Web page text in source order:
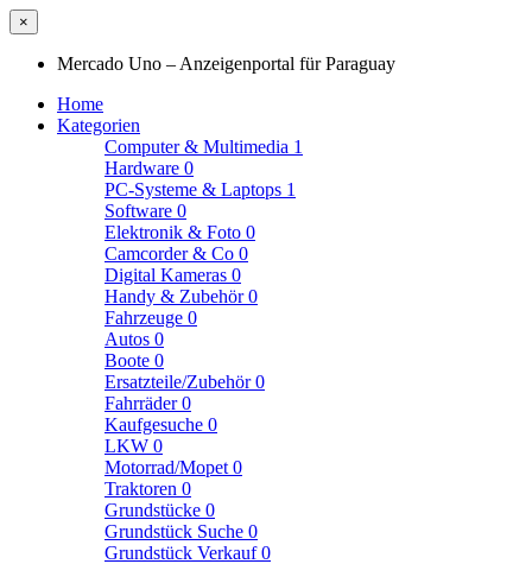
×
Mercado Uno – Anzeigenportal für Paraguay
Home
Kategorien
Computer & Multimedia 1
Hardware 0
PC-Systeme & Laptops 1
Software 0
Elektronik & Foto 0
Camcorder & Co 0
Digital Kameras 0
Handy & Zubehör0
Fahrzeuge 0
Autos 0
Boote 0
Ersatzteile/Zubehör0
Fahrräder0
Kaufgesuche 0
LKW 0
Motorrad/Mopet 0
Traktoren 0
Grundstücke 0
Grundstück Suche 0
Grundstück Verkauf0